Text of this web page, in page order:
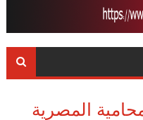
المصرية